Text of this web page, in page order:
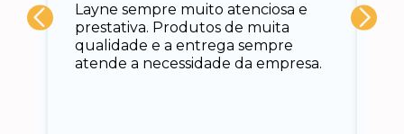
Layne sempre muito atenciosa e
prestativa. Produtos de muita
qualidade e a entrega sempre
atende a necessidade da empresa.